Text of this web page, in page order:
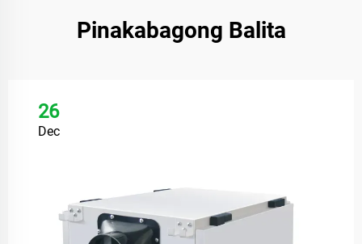
Pinakabagong Balita
26
Dec